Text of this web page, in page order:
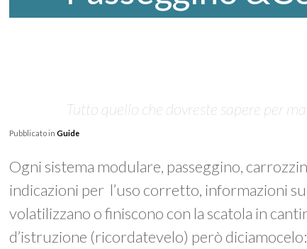
Tutto quello che dovreste sapere per
Pubblicato inGuide
Ogni sistema modulare, passeggino,
indicazioni per l’uso corretto, informazioni
volatilizzano o finiscono con la scatola in
d’istruzione (ricordatevelo) però